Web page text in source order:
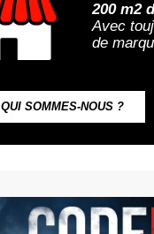
200 m2
Avec
de
QUI SOMMES-NOUS ?